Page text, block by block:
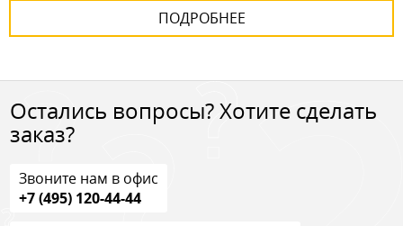
ПОДРОБНЕЕ
Остались вопросы? Хотите сделать
заказ?
Звоните нам в офис
+7 (495) 120-44-44